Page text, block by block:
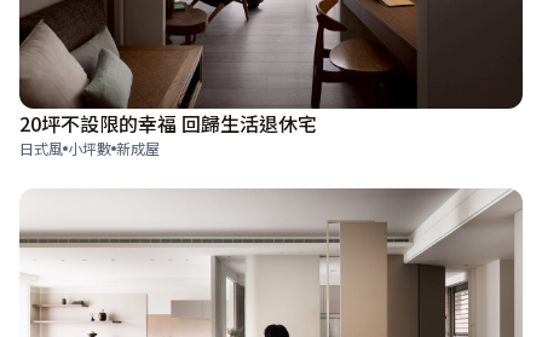
20坪不設限的幸福 回歸生活退休宅
日式風 小坪數 新成屋